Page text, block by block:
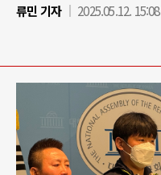
류민 기자
2025.05.12. 15:08